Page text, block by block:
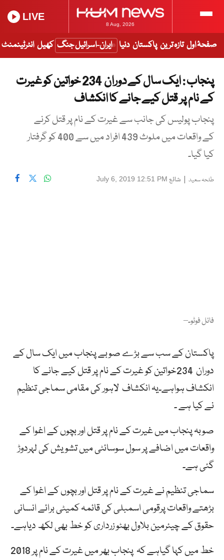
8 Aug, 2026
LIVE
صفحۂ اول تازہ ترین پاکستان دنیا ایران-اسرائیل جنگ کھیل انٹرٹینمنٹ
پنجاب : ایک سال کے دوران 234 خواتین کو غیرت
کے نام پر قتل کیے جانے کا انکشاف
پنجاب پولیس کی جانب سے غیرت کے نام پر قتل کرنے
کے واقعات میں ملوث 439 افراد میں سے 400 کو گرفتار
کیا گیا۔
طلحہ سعید | شائع July 6, 2019 12:51 PM
فائل فوٹو۔–
پاکستان کے سب سے بڑے صوبے پنجاب میں ایک سال کے
دوران 234خواتین کو غیرت کے نام پر قتل کیے جانے کا
انکشاف ہواہے۔یہ انکشاف لاہور کی مقامی سماجی تنظیم
نے کیا ہے ۔
صوبہ پنجاب میں غیرت کے نام پر قتل اور بچوں کے اغوا کے
واقعات میں اضافے پر سول سوسائٹی میں تشویش کی لہردوڑ
گئی ہے۔
سماجی تنظیم نے غیرت کے نام پر قتل اور بچوں کے اغوا کے
بڑھتے واقعات پرقومی اسمبلی کی قائمہ کمیٹی برائے انسانی
حقوق کے چیئرمین بلاول بھٹو زرداری کو خط بھی لکھ دیاہے۔
خط میں کہا گیاہے کہ پنجاب بھر میں غیرت کے نام پر 2018